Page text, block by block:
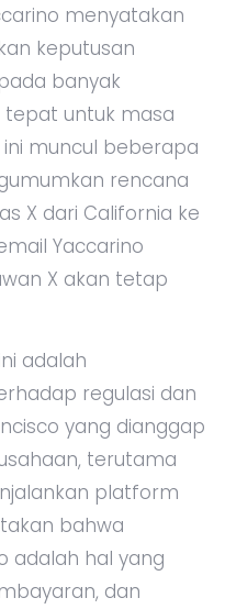
menyatakan
keputusan
banyak
tepat untuk masa
muncul beberapa
rencana
X dari California ke
Yaccarino
X akan tetap
adalah
regulasi dan
yang dianggap
terutama
platform
bahwa
adalah hal yang
dan